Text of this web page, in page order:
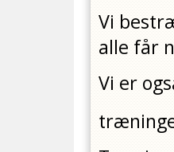
Vi
alle får
Vi er